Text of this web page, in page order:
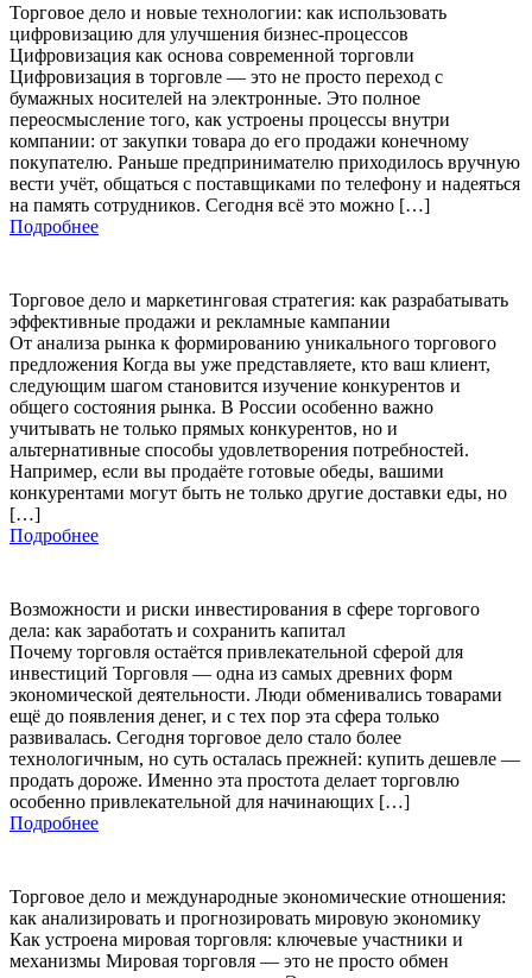
Торговое дело и новые технологии: как использовать
цифровизацию для улучшения бизнес-процессов
Цифровизация как основа современной торговли
Цифровизация в торговле — это не просто переход с
бумажных носителей на электронные. Это полное
переосмысление того, как устроены процессы внутри
компании: от закупки товара до его продажи конечному
покупателю. Раньше предпринимателю приходилось вручную
вести учёт, общаться с поставщиками по телефону и надеяться
на память сотрудников. Сегодня всё это можно […]
Подробнее
Торговое дело и маркетинговая стратегия: как разрабатывать
эффективные продажи и рекламные кампании
От анализа рынка к формированию уникального торгового
предложения Когда вы уже представляете, кто ваш клиент,
следующим шагом становится изучение конкурентов и
общего состояния рынка. В России особенно важно
учитывать не только прямых конкурентов, но и
альтернативные способы удовлетворения потребностей.
Например, если вы продаёте готовые обеды, вашими
конкурентами могут быть не только другие доставки еды, но
[…]
Подробнее
Возможности и риски инвестирования в сфере торгового
дела: как заработать и сохранить капитал
Почему торговля остаётся привлекательной сферой для
инвестиций Торговля — одна из самых древних форм
экономической деятельности. Люди обменивались товарами
ещё до появления денег, и с тех пор эта сфера только
развивалась. Сегодня торговое дело стало более
технологичным, но суть осталась прежней: купить дешевле —
продать дороже. Именно эта простота делает торговлю
особенно привлекательной для начинающих […]
Подробнее
Торговое дело и международные экономические отношения:
как анализировать и прогнозировать мировую экономику
Как устроена мировая торговля: ключевые участники и
механизмы Мировая торговля — это не просто обмен